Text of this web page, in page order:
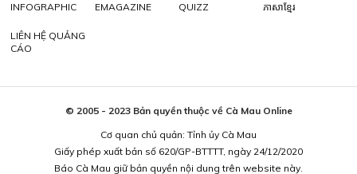
INFOGRAPHIC EMAGAZINE QUIZZ ភាសាខ្មែរ
LIÊN HỆ QUẢNG
CÁO
© 2005 - 2023 Bản quyền thuộc về Cà Mau Online
Cơ quan chủ quản: Tỉnh ủy Cà Mau
Giấy phép xuất bản số 620/GP-BTTTT, ngày 24/12/2020
Báo Cà Mau giữ bản quyền nội dung trên website này.